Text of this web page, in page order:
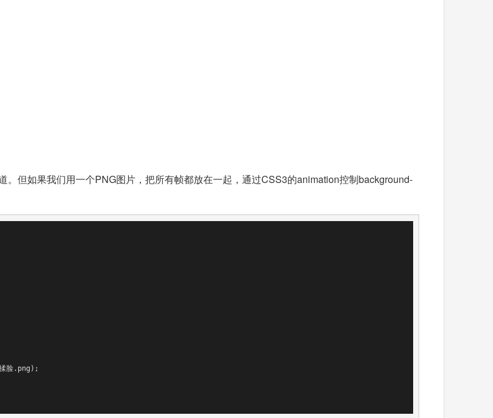
。但如果我们用一个PNG图片，把所有帧都放在一起，通过CSS3的animation控制background-
脸.png);